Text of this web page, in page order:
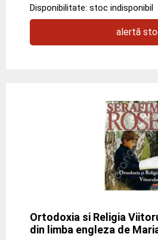
Disponibilitate: stoc indisponibil
alertă
Ortodoxia si Religia
din limba engleza de